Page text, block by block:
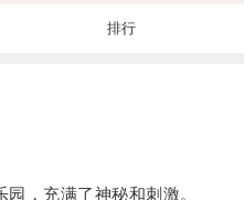
排行
，充满了神秘和刺激。